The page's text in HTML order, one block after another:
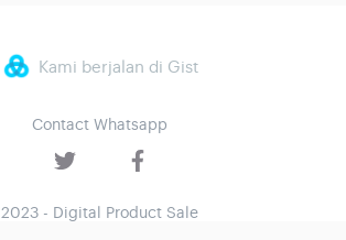
Kami berjalan di Gist
Contact Whatsapp
2023 - Digital Product Sale